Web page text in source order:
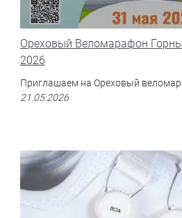
Ореховый Веломарафон
2026
Приглашаем на Ореховый
21.05.2026